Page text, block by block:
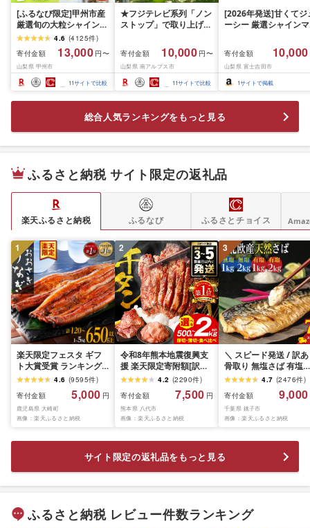
[ふるなび限定]甲州市産
厳選旬の大粒シャインマ
スカット 約1.3kg 2〜3
房[2026年発送]
(MG)B12-472 FN-
Limited-VO シャインマ
スカット フルーツ
4.6 (4125件)
寄付金額
13,000 円〜
山梨県 甲州市
11サイトで比較
★フジテレビ系列「ノン
ストップ」で取り上げら
先行予約]南アルプス市
産シャインマスカット
1.2kg以上(2〜3房)ふる
さと納税 おすすめ 山梨
県 南アルプス市 送料無
料 AL
寄付金額 10,000 円〜
山梨県 南アルプス市
11サイトで比較
[2026年発送]甘くてジ
ーシー 厳選シャインマ
月前半(1〜15日)から
月下旬までの発送) フ
ーツ ぶどう 果物 山梨
産 2026 旬 大粒 高級
寄付金額 10,000
山梨県 富士吉田市
1サイトで掲載
総合人気ランキングをもっと見る
ふるさと納税 サイト限定の返礼品
楽天ふるさと納税 ふるなび ふるさとチョイス
1
楽天限定フェスタ ギフ
ト大賞受賞 ランキング 1
位 うなぎ 国産 鰻 蒲焼き
1尾 〜 5尾 120g 〜
650g | ふるさと納税 う
なぎ 高級 長蒲焼 鰻 訳あ
り 不揃い 限定 ウナギ
崎町 ふるさと 人気 ラン
4.6 (9595件)
寄付金額
5,000 円
鹿児島県 大崎町
画像：楽天ふるさと納税
2
令和8年熊本地震復興支
援 楽天限定寄附額[訳あ
り]牛タン 500g〜2kg 肉
牛肉 訳あり 牛タン 冷凍
小分け 厚切り 薄切り 食
べ比べ 500g 1kg 1.5kg
2kg 牛 人気 ビーフ 牛た
ング スピード発送 送料
無料
4.2 (2290件)
寄付金額
7,500 円
熊本県 八代市
画像：楽天ふるさと納税
3
＼ スピード発送 / 訳
骨取り 無塩さば 有塩
ば 約1kg・約2kg 楽
定 期間限定 鯖 さば 無
有塩 骨なし 骨抜き 切
切り身 大容量 人気 魚
介 魚貝 海鮮 お取り寄
ふるさと納税鯖 千葉県
銚子市 飯田商店
4.7 (2476件)
寄付金額
9,000
千葉県 銚子市
画像：楽天ふるさと納税
サイト限定の返礼品をもっと見る
ふるさと納税 レビュー件数ランキング